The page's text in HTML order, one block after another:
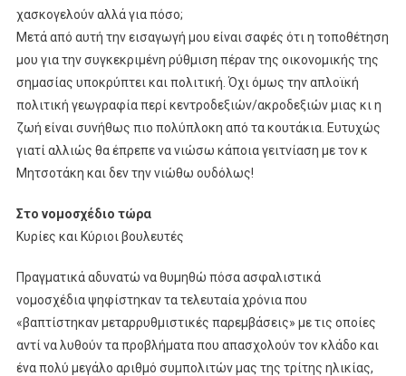
χασκογελούν αλλά για πόσο;
Μετά από αυτή την εισαγωγή μου είναι σαφές ότι η τοποθέτηση
μου για την συγκεκριμένη ρύθμιση πέραν της οικονομικής της
σημασίας υποκρύπτει και πολιτική. Όχι όμως την απλοϊκή
πολιτική γεωγραφία περί κεντροδεξιών/ακροδεξιών μιας κι η
ζωή είναι συνήθως πιο πολύπλοκη από τα κουτάκια. Ευτυχώς
γιατί αλλιώς θα έπρεπε να νιώσω κάποια γειτνίαση με τον κ
Μητσοτάκη και δεν την νιώθω ουδόλως!
Στο νομοσχέδιο τώρα
Κυρίες και Κύριοι βουλευτές
Πραγματικά αδυνατώ να θυμηθώ πόσα ασφαλιστικά
νομοσχέδια ψηφίστηκαν τα τελευταία χρόνια που
«βαπτίστηκαν μεταρρυθμιστικές παρεμβάσεις» με τις οποίες
αντί να λυθούν τα προβλήματα που απασχολούν τον κλάδο και
ένα πολύ μεγάλο αριθμό συμπολιτών μας της τρίτης ηλικίας,